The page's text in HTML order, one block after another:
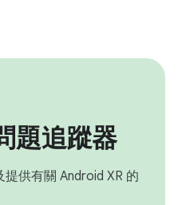
題追蹤器
供有關 Android XR 的